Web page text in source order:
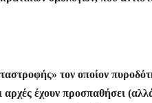
τον οποίον
έχουν προσπαθήσει